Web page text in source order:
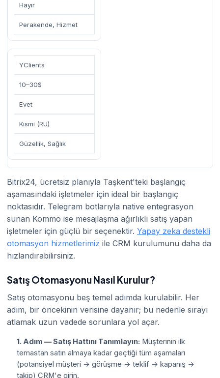
Hayır
Perakende, Hizmet
YClients
10–30$
Evet
Kısmi (RU)
Güzellik, Sağlık
Bitrix24, ücretsiz planıyla Taşkent'teki başlangıç
aşamasındaki işletmeler için ideal bir başlangıç
noktasıdır. Telegram botlarıyla native entegrasyon
sunan Kommo ise mesajlaşma ağırlıklı satış yapan
işletmeler için güçlü bir seçenektir. Yapay zeka destekli
otomasyon hizmetlerimiz ile CRM kurulumunu daha da
hızlandırabilirsiniz.
Satış Otomasyonu Nasıl Kurulur?
Satış otomasyonu beş temel adımda kurulabilir. Her
adım, bir öncekinin verisine dayanır; bu nedenle sırayı
atlamak uzun vadede sorunlara yol açar.
1. Adım — Satış Hattını Tanımlayın: Müşterinin ilk
temastan satın almaya kadar geçtiği tüm aşamaları
(potansiyel müşteri → görüşme → teklif → kapanış →
takip) CRM'e girin.